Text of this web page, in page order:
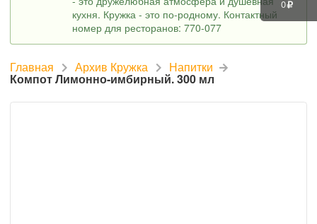
0
кухня. Кружка - это по-родному. Контактный
номер для ресторанов: 770-077
Главная Архив Кружка Напитки
Компот Лимонно-имбирный. 300 мл